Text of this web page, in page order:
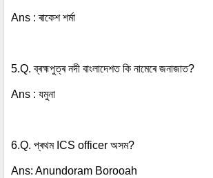
Ans : ৰাকেশ শৰ্মা
5.Q. ব্ৰহ্মপুত্ৰ নদী বাংলাদেশত কি নামেৰে জনাজাত?
Ans : যমুনা
6.Q. প্ৰথম ICS officer অসম?
Ans: Anundoram Borooah